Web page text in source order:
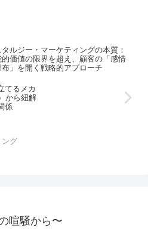
タルジー・マーケティングの本質：
的価値の限界を超え、顧客の「感情
布」を開く戦略的アプローチ
てるメカ
から紐解
係
ング
喧騒から〜